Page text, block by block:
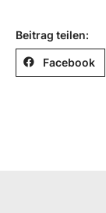
Beitrag teilen:
Facebook